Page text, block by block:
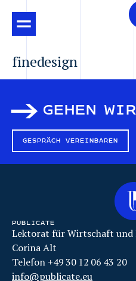
finedesign
GEHEN
GESPRÄCH VEREINBAREN
PUBLICATE
Lektorat für Wirtschaft und
Corina Alt
Telefon +49 30 12 06 43 20
info@publicate.eu